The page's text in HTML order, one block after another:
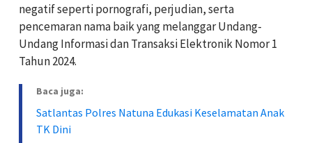
negatif seperti pornografi, perjudian, serta
pencemaran nama baik yang melanggar Undang-
Undang Informasi dan Transaksi Elektronik Nomor 1
Tahun 2024.
Baca juga:
Satlantas Polres Natuna Edukasi Keselamatan Anak
TK Dini